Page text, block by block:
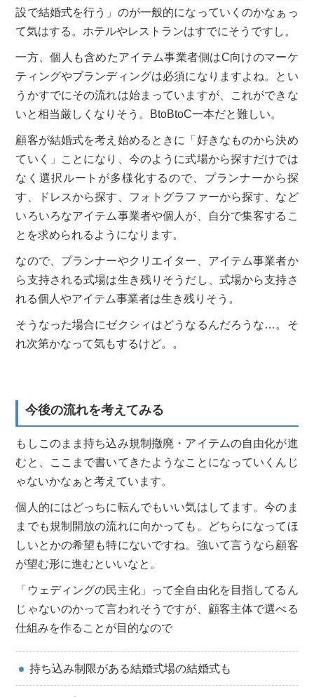
設で結婚式を行う」のが一般的になっていくのかなぁっ
て気はする。ホテルやレストランはすでにそうですし。
一方、個人も含めたアイテム事業者側はC向けのマーケ
ティングやブランディングは必須になりますよね。とい
うかすでにその流れは始まっていますが、これができな
いと相当厳しくなりそう。BtoBtoC一本だと難しい。
顧客が結婚式を考え始めるときに「好きなものから決め
ていく」ことになり、今のように式場から探すだけでは
なく選択ルートが多様化するので、プランナーから探
す、ドレスから探す、フォトグラファーから探す、など
いろいろなアイテム事業者や個人が、自分で集客するこ
とを求められるようになります。
なので、プランナーやクリエイター、アイテム事業者か
ら支持される式場は生き残りそうだし、式場から支持さ
れる個人やアイテム事業者は生き残りそう。
そうなった場合にゼクシィはどうなるんだろうな…。そ
れ次第かなって気もするけど。。
今後の流れを考えてみる
もしこのまま持ち込み規制撤廃・アイテムの自由化が進
むと、ここまで書いてきたようなことになっていくんじ
ゃないかなぁと考えています。
個人的にはどっちに転んでもいい気はしてます。今のま
までも規制開放の流れに向かっても。どちらになってほ
しいとかの希望も特にないですね。強いて言うなら顧客
が望む形に進むといいなと。
「ウェディングの民主化」って全自由化を目指してるん
じゃないのかって言われそうですが、顧客主体で選べる
仕組みを作ることが目的なので
持ち込み制限がある結婚式場の結婚式も